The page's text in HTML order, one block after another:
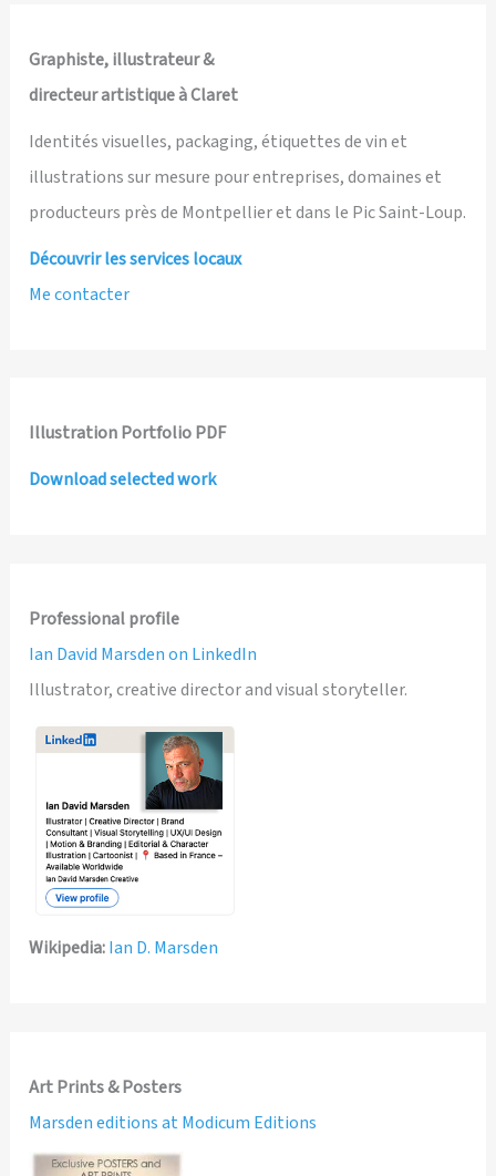
au
Saint-
Loup
Graphiste, illustrateur &
directeur artistique à Claret
Identités visuelles, packaging, étiquettes de vin et
illustrations sur mesure pour entreprises, domaines et
producteurs près de Montpellier et dans le Pic Saint-Loup.
Découvrir les services locaux
Me contacter
Illustration Portfolio PDF
Download selected work
Professional profile
Ian David Marsden on LinkedIn
Illustrator, creative director and visual storyteller.
Wikipedia:Ian D. Marsden
Art Prints & Posters
Marsden editions at Modicum Editions